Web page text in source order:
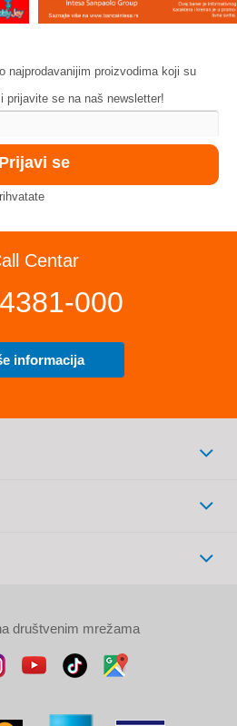
najprodavanijim proizvodima koji su
prijavite se na naš newsletter!
Centar
000
informacija
društvenim mrežama